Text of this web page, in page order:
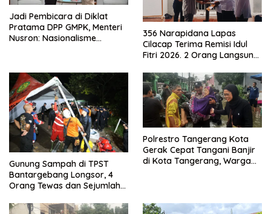
Jadi Pembicara di Diklat
Pratama DPP GMPK, Menteri
Nusron: Nasionalisme
356 Narapidana Lapas
Cilacap Terima Remisi Idul
Fitri 2026. 2 Orang Langsung
Gunung Sampah di TPST
Bantargebang Longsor, 4
Orang Tewas dan Sejumlah
Polrestro Tangerang Kota
Gerak Cepat Tangani Banjir
di Kota Tangerang, Warga